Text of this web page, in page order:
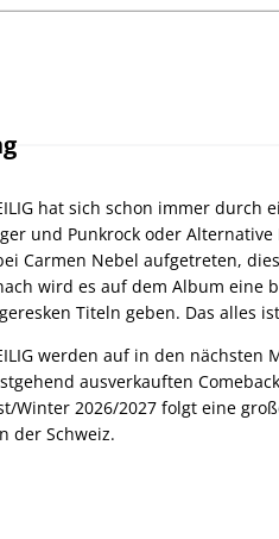
hat sich schon immer durch
und Punkrock oder
Carmen Nebel aufgetreten,
wird es auf dem Album eine
Titeln geben. Das alles
werden auf in den
ausverkauften
Winter 2026/2027 folgt eine
der Schweiz.